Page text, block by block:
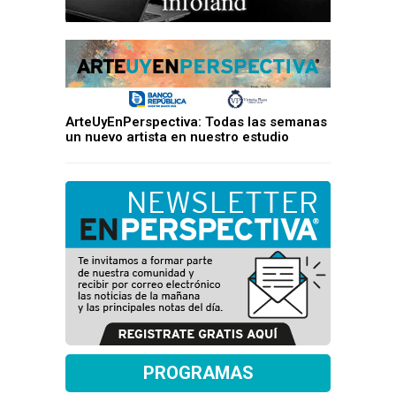
ArteUyEnPerspectiva: Todas las semanas
un nuevo artista en nuestro estudio
PROGRAMAS